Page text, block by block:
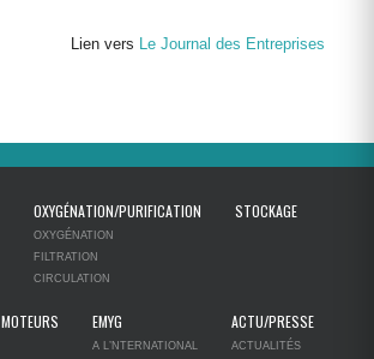
Lien vers Le Journal des Entreprises
OXYGÉNATION/PURIFICATION
OXYGÉNATION
FILTRATION
CIRCULATION
STOCKAGE
MOTEURS EMYG
A L’NTERNATIONAL
ACTU/PRESSE
ACTUALITÉS